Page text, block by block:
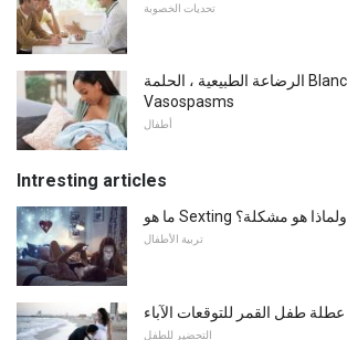
تحديات الخصوبة
الرضاعة الطبيعية ، الحلمة Blanching ، و
Vasospasms
أطفال
Intresting articles
ما هو Sexting ولماذا هو مشكلة؟
تربية الأطفال
عطلة طفل القمر للتوقعات الآباء
التحضير للطفل